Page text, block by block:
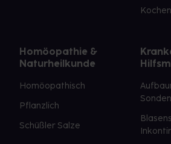
Homöopathie &
Naturheilkunde
Homöopathisch
Pflanzlich
Schüßler Salze